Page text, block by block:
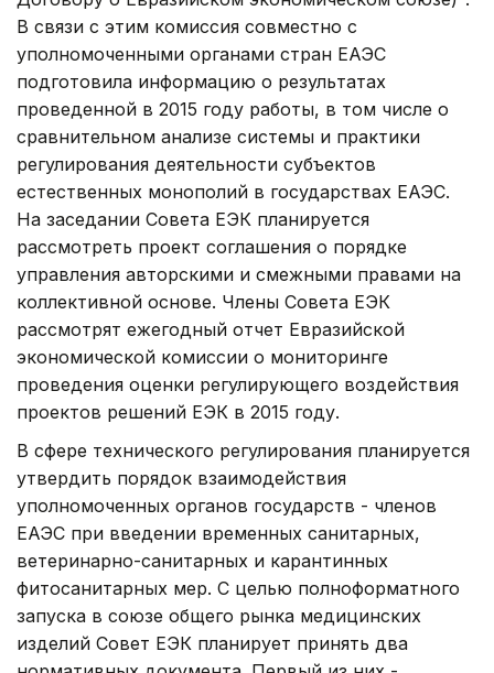
В связи с этим комиссия совместно с
уполномоченными органами стран ЕАЭС
подготовила информацию о результатах
проведенной в 2015 году работы, в том числе о
сравнительном анализе системы и практики
регулирования деятельности субъектов
естественных монополий в государствах ЕАЭС.
На заседании Совета ЕЭК планируется
рассмотреть проект соглашения о порядке
управления авторскими и смежными правами на
коллективной основе. Члены Совета ЕЭК
рассмотрят ежегодный отчет Евразийской
экономической комиссии о мониторинге
проведения оценки регулирующего воздействия
проектов решений ЕЭК в 2015 году.
В сфере технического регулирования планируется
утвердить порядок взаимодействия
уполномоченных органов государств - членов
ЕАЭС при введении временных санитарных,
ветеринарно-санитарных и карантинных
фитосанитарных мер. С целью полноформатного
запуска в союзе общего рынка медицинских
изделий Совет ЕЭК планирует принять два